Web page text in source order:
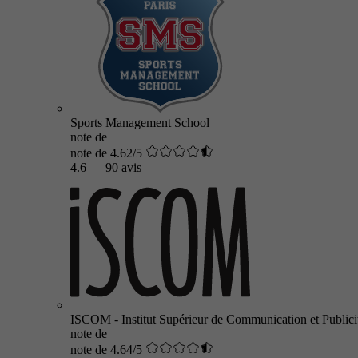
Sports Management School
note de
note de 4.62/5
4.6 — 90 avis
ISCOM - Institut Supérieur de Communication et
note de
note de 4.64/5